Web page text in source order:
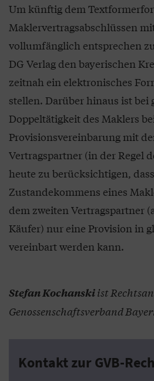
Um künftig dem
Maklervertragsabschlüssen
vollumfänglich entsprechen
DG Verlag den bayerischen
zeitnah ein elektronisches
stellen. Darüber hinaus ist bei
Doppeltätigkeit des Maklers
Provisionsvereinbarung mit
Vertragspartner (in der Regel
heute zu berücksichtigen,
Zustandekommens eines
dem zweiten Vertragspartner
Käufer) nur eine Provision in
vereinbart werden kann.
Stefan Kochanskiist
Genossenschaftsverband
Kontakt zur GVB-